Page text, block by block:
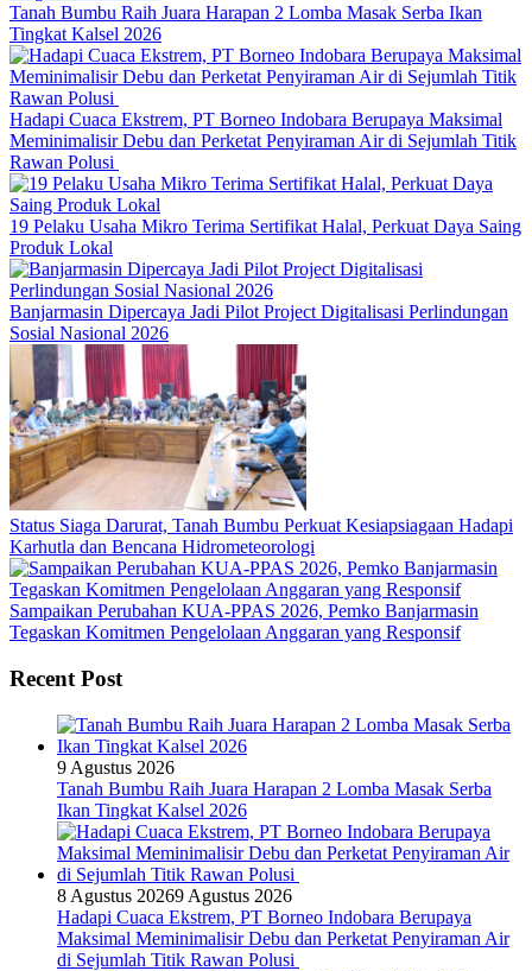
Tanah Bumbu Raih Juara Harapan 2 Lomba Masak Serba Ikan
Tingkat Kalsel 2026
Hadapi Cuaca Ekstrem, PT Borneo Indobara Berupaya Maksimal
Meminimalisir Debu dan Perketat Penyiraman Air di Sejumlah Titik
Rawan Polusi
19 Pelaku Usaha Mikro Terima Sertifikat Halal, Perkuat Daya Saing
Produk Lokal
Banjarmasin Dipercaya Jadi Pilot Project Digitalisasi Perlindungan
Sosial Nasional 2026
Status Siaga Darurat, Tanah Bumbu Perkuat Kesiapsiagaan Hadapi
Karhutla dan Bencana Hidrometeorologi
Sampaikan Perubahan KUA-PPAS 2026, Pemko Banjarmasin
Tegaskan Komitmen Pengelolaan Anggaran yang Responsif
Recent Post
9 Agustus 2026
Tanah Bumbu Raih Juara Harapan 2 Lomba Masak Serba
Ikan Tingkat Kalsel 2026
8 Agustus 20269 Agustus 2026
Hadapi Cuaca Ekstrem, PT Borneo Indobara Berupaya
Maksimal Meminimalisir Debu dan Perketat Penyiraman Air
di Sejumlah Titik Rawan Polusi